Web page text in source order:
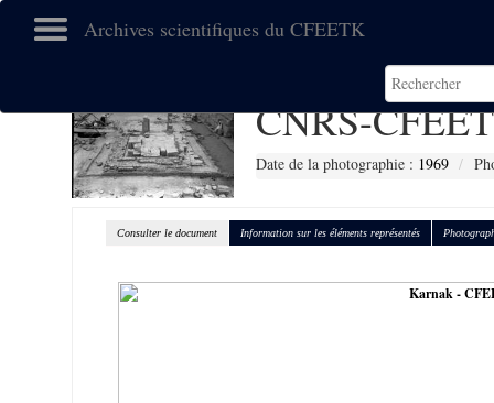
Archives scientifiques du CFEETK
CNRS-
Date de la photographie : 1969
Consulter le document Information sur les éléments représentés